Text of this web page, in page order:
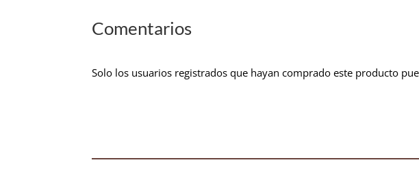
Comentarios
Solo los usuarios registrados que hayan comprado este producto